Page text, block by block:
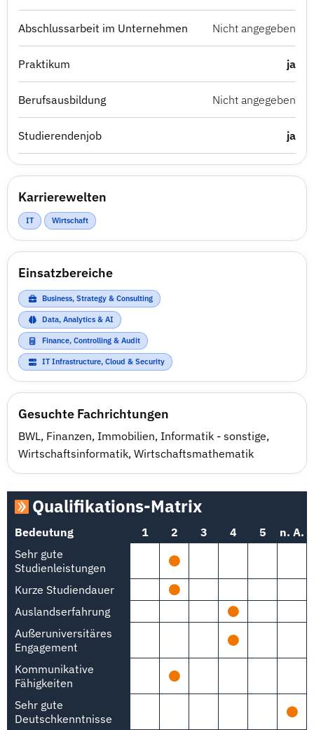
Abschlussarbeit im Unternehmen Nicht angegeben
Praktikum ja
Berufsausbildung Nicht angegeben
Studierendenjob ja
Karrierewelten
IT Wirtschaft
Einsatzbereiche
Business, Strategy & Consulting
Data, Analytics & AI
Finance, Controlling & Audit
IT Infrastructure, Cloud & Security
Gesuchte Fachrichtungen
BWL, Finanzen, Immobilien, Informatik - sonstige,
Wirtschaftsinformatik, Wirtschaftsmathematik
Qualifikations-Matrix
Bedeutung 1 2 3 4 5
n. A.
Sehr gute
Studienleistungen
Kurze Studiendauer
Auslandserfahrung
Außeruniversitäres
Engagement
Kommunikative
Fähigkeiten
Sehr gute
Deutschkenntnisse